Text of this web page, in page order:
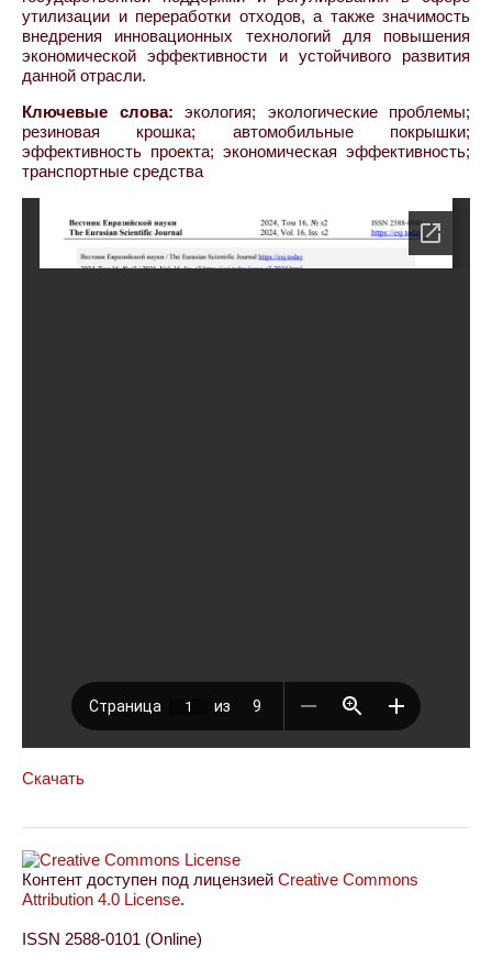
утилизации и переработки отходов, а также значимость
внедрения инновационных технологий для повышения
экономической эффективности и устойчивого развития
данной отрасли.
Ключевые слова: экология; экологические проблемы;
резиновая крошка; автомобильные покрышки;
эффективность проекта; экономическая эффективность;
транспортные средства
Скачать
Контент доступен под лицензией Creative Commons
Attribution 4.0 License.
ISSN 2588-0101 (Online)